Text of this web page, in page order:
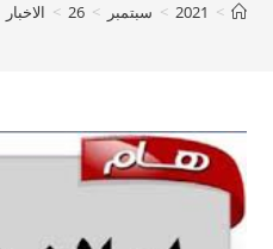
>
2021
> سبتمبر >
26
> الاخبار >